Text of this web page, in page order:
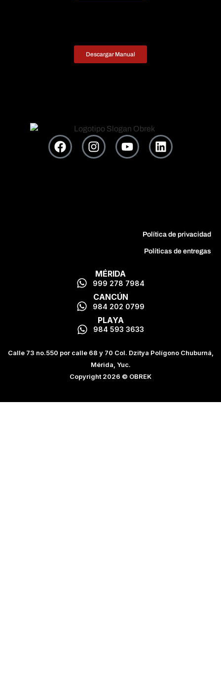
Descargar Manual
Política de privacidad
Políticas de entregas
MÉRIDA
999 278 7984
CANCÚN
984 202 0799
PLAYA
984 593 3633
Calle 73 no.550 por calle 68 y 70 Col. Dzitya Polígono Chuburná,
Mérida, Yuc.
Copyright 2026 © OBREK